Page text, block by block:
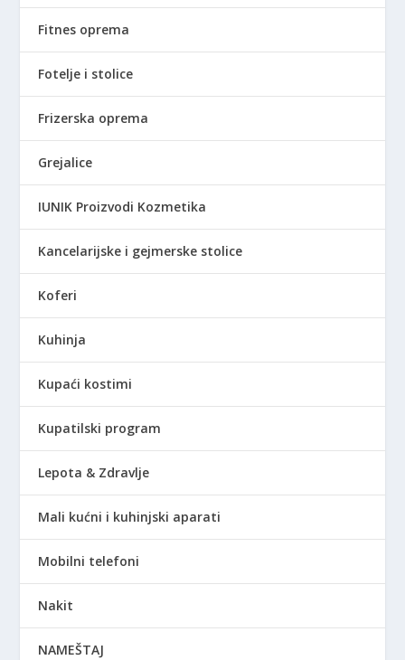
.
9
,
D
0
S
Fitnes oprema
Fotelje i stolice
Frizerska oprema
Grejalice
IUNIK Proizvodi Kozmetika
Kancelarijske i gejmerske stolice
Koferi
Kuhinja
Kupaći kostimi
Kupatilski program
Lepota & Zdravlje
Mali kućni i kuhinjski aparati
Mobilni telefoni
Nakit
NAMEŠTAJ